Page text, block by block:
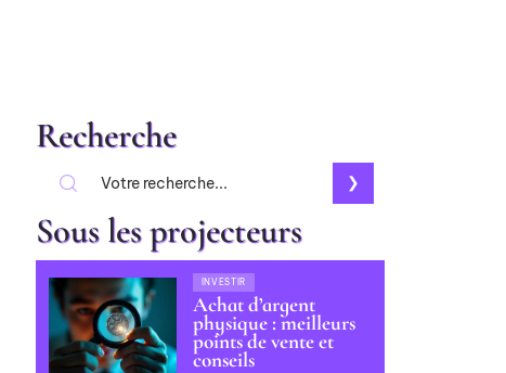
Recherche
Sous les projecteurs
INVESTIR
Achat d’argent
physique : meilleurs
points de vente et
conseils